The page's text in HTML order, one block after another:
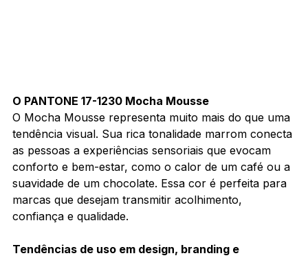
O PANTONE 17-1230 Mocha Mousse
O Mocha Mousse representa muito mais do que uma
tendência visual. Sua rica tonalidade marrom conecta
as pessoas a experiências sensoriais que evocam
conforto e bem-estar, como o calor de um café ou a
suavidade de um chocolate. Essa cor é perfeita para
marcas que desejam transmitir acolhimento,
confiança e qualidade.
Tendências de uso em design, branding e